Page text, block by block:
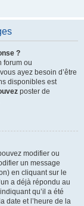
?
forum ou
ayez besoin d’être
disponibles est
poster de
modifier ou
un message
en cliquant sur le
a déjà répondu au
qu’il a été
date et l’heure de la